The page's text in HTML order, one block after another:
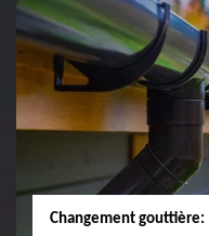
Réparation et
changement de
tuile de rive 51
Changement gouttière: